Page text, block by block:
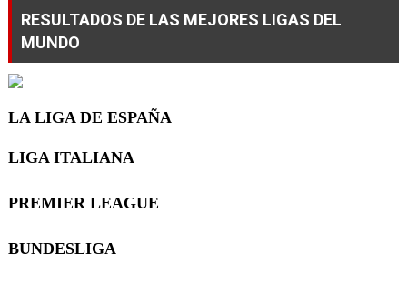
RESULTADOS DE LAS MEJORES LIGAS DEL
MUNDO
LA LIGA DE ESPAÑA
LIGA ITALIANA
PREMIER LEAGUE
BUNDESLIGA